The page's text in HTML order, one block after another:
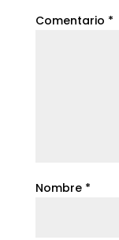
Comentario *
Nombre *